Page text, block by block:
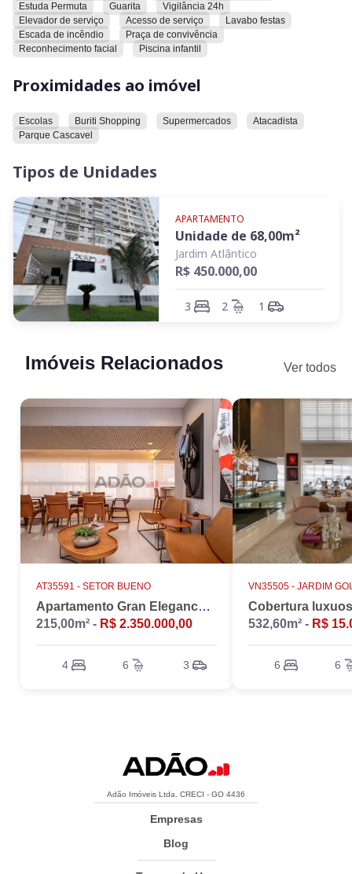
O imóvel está próximo a um atacadista, ao Buriti Shopping, a
escolas, ao Parque Cascavel e a supermercados.
suas características e comodidades..
Estuda Permuta
Guarita
Vigilância 24h
Elevador de serviço
Acesso de serviço
Lavabo festas
Escada de incêndio
Praça de convivência
Reconhecimento facial
Piscina infantil
Proximidades ao imóvel
Escolas Buriti Shopping Supermercados
Atacadista
Parque Cascavel
Tipos de Unidades
APARTAMENTO
Unidade de 68,00m²
Jardim Atlântico
R$ 450.000,00
3 2 1
Imóveis Relacionados Ver todos
AT35591 - SETOR BUENO
Apartamento Gran Elegance - 4 suites + Home Office
215,00m² - R$ 2.350.000,00
4 6 3
VN35505 - JARDIM
532,60m² - R$
6 6
Adão Imóveis Ltda. CRECI - GO 4436
Empresas
Blog